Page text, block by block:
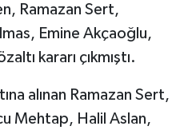
Ramazan Sert,
Emine Akçaoğlu,
kararı çıkmıştı.
alınan Ramazan Sert,
Mehtap, Halil Aslan,